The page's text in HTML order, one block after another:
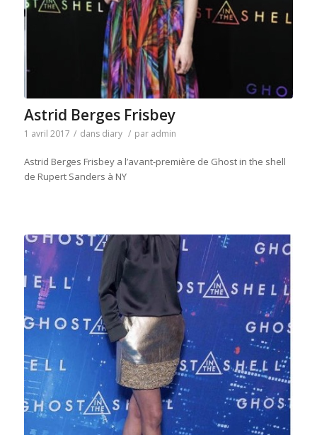
Astrid Berges Frisbey
1 avril 2017 / dans diary / par admin
Astrid Berges Frisbey a l’avant-première de Ghost in the shell
de Rupert Sanders à NY